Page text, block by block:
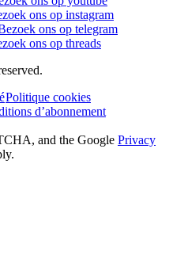
ons op instagram
ons op telegram
ons op threads
Politique cookies
d’abonnement
and the Google Privacy